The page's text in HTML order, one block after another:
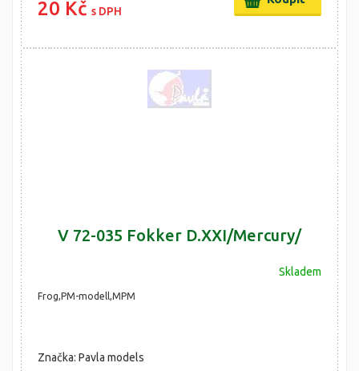
20 Kč s DPH
V 72-035 Fokker D.XXI/Mercury/
Skladem
Frog,PM-modell,MPM
Značka: Pavla models